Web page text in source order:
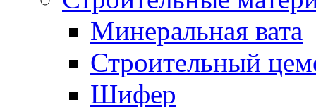
Минеральная вата
Строительный
Шифер